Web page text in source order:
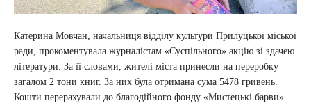
Катерина Мовчан, начальниця відділу культури Прилуцької міської
ради, прокоментувала журналістам «Суспільного» акцію зі здачею
літератури. За її словами, жителі міста принесли на переробку
загалом 2 тони книг. За них була отримана сума 5478 гривень.
Кошти перерахували до благодійного фонду «Мистецькі барви».